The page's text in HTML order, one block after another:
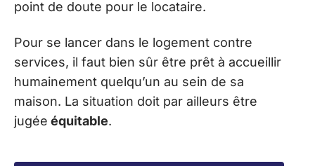
point de doute pour le locataire.
Pour se lancer dans le logement contre
services, il faut bien sûr être prêt à accueillir
humainement quelqu’un au sein de sa
maison. La situation doit par ailleurs être
jugée équitable.